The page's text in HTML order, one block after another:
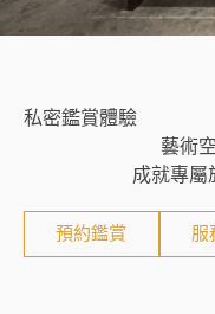
私密鑑賞體驗
藝術
成就專屬
預約鑑賞 服